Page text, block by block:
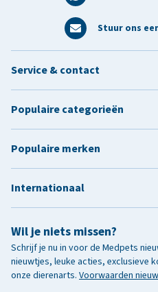
Stuur ons
Wil je niets missen?
Schrijf je nu in voor de Medpets
nieuwtjes, leuke acties, exclusieve
onze dierenarts. Voorwaarden
Service & contact
Populaire categorieën
Populaire merken
Internationaal